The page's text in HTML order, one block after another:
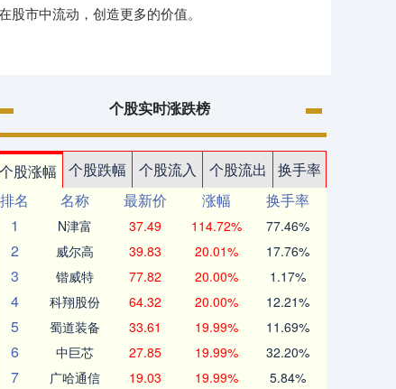
市中流动，创造更多的价值。
个股实时涨跌榜
个股涨幅 个股跌幅 个股流入 个股流出
换手率
排名
名称 最新价 涨幅
换手率
1
N津富 37.49 114.72% 77.46%
2 威尔高 39.83 20.01% 17.76%
3 锴威特 77.82 20.00% 1.17%
4 科翔股份 64.32 20.00% 12.21%
5 蜀道装备 33.61 19.99% 11.69%
6 中巨芯 27.85 19.99% 32.20%
7 广哈通信 19.03 19.99% 5.84%